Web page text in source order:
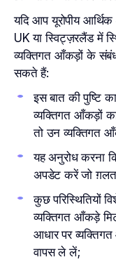
यदि आप यूरोपीय आर्थिक
UK या स्विट्ज़रलैंड में
व्यक्तिगत आँकड़ों के
सकते हैं:
इस बात की पुष्टि
व्यक्तिगत आँकड़ों
तो उन व्यक्तिगत
यह अनुरोध करना
अपडेट करें जो ग़लत
कुछ परिस्थितियों
व्यक्तिगत आँकड़े
आधार पर
वापस ले लें;